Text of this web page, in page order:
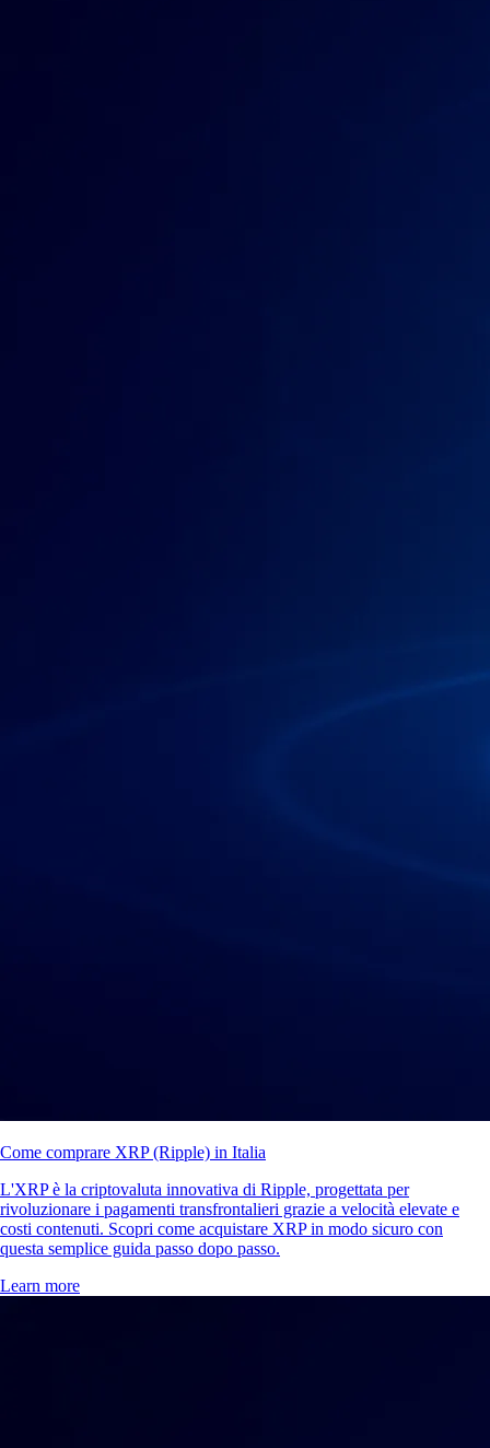
Come comprare XRP (Ripple) in Italia
L'XRP è la criptovaluta innovativa di Ripple, progettata per
rivoluzionare i pagamenti transfrontalieri grazie a velocità elevate e
costi contenuti. Scopri come acquistare XRP in modo sicuro con
questa semplice guida passo dopo passo.
Learn more